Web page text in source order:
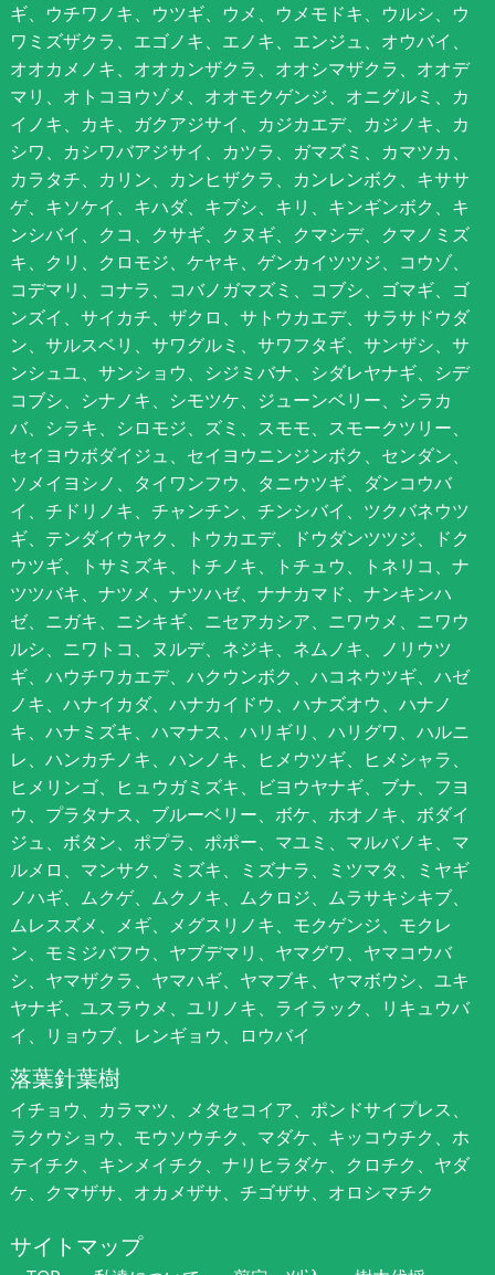
ギ、ウチワノキ、ウツギ、ウメ、ウメモドキ、ウルシ、ウ
ワミズザクラ、エゴノキ、エノキ、エンジュ、オウバイ、
オオカメノキ、オオカンザクラ、オオシマザクラ、オオデ
マリ、オトコヨウゾメ、オオモクゲンジ、オニグルミ、カ
イノキ、カキ、ガクアジサイ、カジカエデ、カジノキ、カ
シワ、カシワバアジサイ、カツラ、ガマズミ、カマツカ、
カラタチ、カリン、カンヒザクラ、カンレンボク、キササ
ゲ、キソケイ、キハダ、キブシ、キリ、キンギンボク、キ
ンシバイ、クコ、クサギ、クヌギ、クマシデ、クマノミズ
キ、クリ、クロモジ、ケヤキ、ゲンカイツツジ、コウゾ、
コデマリ、コナラ、コバノガマズミ、コブシ、ゴマギ、ゴ
ンズイ、サイカチ、ザクロ、サトウカエデ、サラサドウダ
ン、サルスベリ、サワグルミ、サワフタギ、サンザシ、サ
ンシュユ、サンショウ、シジミバナ、シダレヤナギ、シデ
コブシ、シナノキ、シモツケ、ジューンベリー、シラカ
バ、シラキ、シロモジ、ズミ、スモモ、スモークツリー、
セイヨウボダイジュ、セイヨウニンジンボク、センダン、
ソメイヨシノ、タイワンフウ、タニウツギ、ダンコウバ
イ、チドリノキ、チャンチン、チンシバイ、ツクバネウツ
ギ、テンダイウヤク、トウカエデ、ドウダンツツジ、ドク
ウツギ、トサミズキ、トチノキ、トチュウ、トネリコ、ナ
ツツバキ、ナツメ、ナツハゼ、ナナカマド、ナンキンハ
ゼ、ニガキ、ニシキギ、ニセアカシア、ニワウメ、ニワウ
ルシ、ニワトコ、ヌルデ、ネジキ、ネムノキ、ノリウツ
ギ、ハウチワカエデ、ハクウンボク、ハコネウツギ、ハゼ
ノキ、ハナイカダ、ハナカイドウ、ハナズオウ、ハナノ
キ、ハナミズキ、ハマナス、ハリギリ、ハリグワ、ハルニ
レ、ハンカチノキ、ハンノキ、ヒメウツギ、ヒメシャラ、
ヒメリンゴ、ヒュウガミズキ、ビヨウヤナギ、ブナ、フヨ
ウ、プラタナス、ブルーベリー、ボケ、ホオノキ、ボダイ
ジュ、ボタン、ポプラ、ポポー、マユミ、マルバノキ、マ
ルメロ、マンサク、ミズキ、ミズナラ、ミツマタ、ミヤギ
ノハギ、ムクゲ、ムクノキ、ムクロジ、ムラサキシキブ、
ムレスズメ、メギ、メグスリノキ、モクゲンジ、モクレ
ン、モミジバフウ、ヤブデマリ、ヤマグワ、ヤマコウバ
シ、ヤマザクラ、ヤマハギ、ヤマブキ、ヤマボウシ、ユキ
ヤナギ、ユスラウメ、ユリノキ、ライラック、リキュウバ
イ、リョウブ、レンギョウ、ロウバイ
落葉針葉樹
イチョウ、カラマツ、メタセコイア、ポンドサイプレス、
ラクウショウ、モウソウチク、マダケ、キッコウチク、ホ
テイチク、キンメイチク、ナリヒラダケ、クロチク、ヤダ
ケ、クマザサ、オカメザサ、チゴザサ、オロシマチク
サイトマップ